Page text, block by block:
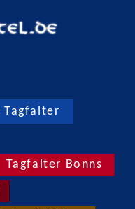
Tagfalter
Tagfalter Bonns